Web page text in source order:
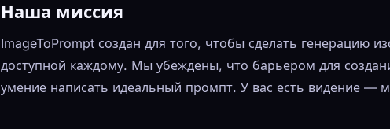
Наша миссия
ImageToPrompt создан для того, чтобы сделать
доступной каждому. Мы убеждены, что барьером для
умение написать идеальный промпт. У вас есть видение —